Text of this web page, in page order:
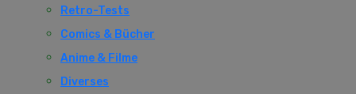
Retro-Tests
Comics & Bücher
Anime & Filme
Diverses